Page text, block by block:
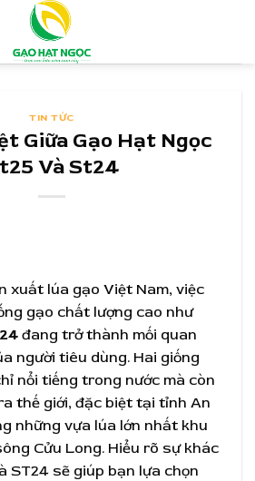
TIN TỨC
Giữa Gạo Hạt Ngọc
Và St24
xuất lúa gạo Việt Nam, việc
gạo chất lượng cao như
đang trở thành mối quan
người tiêu dùng. Hai giống
nổi tiếng trong nước mà còn
thế giới, đặc biệt tại tỉnh An
những vựa lúa lớn nhất khu
Cửu Long. Hiểu rõ sự khác
ST24 sẽ giúp bạn lựa chọn